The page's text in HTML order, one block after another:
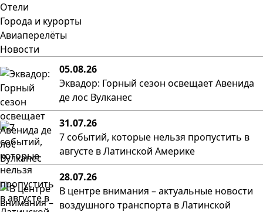
Отели
Города и курорты
Авиаперелёты
Новости
05.08.26
Эквадор: Горный сезон освещает Авенида
де лос Вулканес
31.07.26
7 событий, которые нельзя пропустить в
августе в Латинской Америке
28.07.26
В центре внимания – актуальные новости
воздушного транспорта в Латинской